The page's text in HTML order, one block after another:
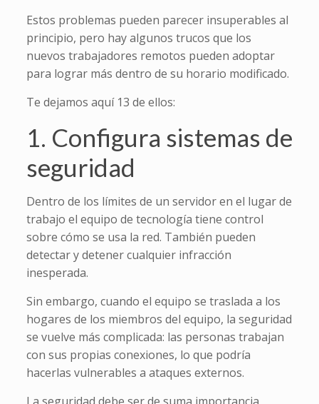
Estos problemas pueden parecer insuperables al
principio, pero hay algunos trucos que los
nuevos trabajadores remotos pueden adoptar
para lograr más dentro de su horario modificado.
Te dejamos aquí 13 de ellos:
1. Configura sistemas de
seguridad
Dentro de los límites de un servidor en el lugar de
trabajo el equipo de tecnología tiene control
sobre cómo se usa la red. También pueden
detectar y detener cualquier infracción
inesperada.
Sin embargo, cuando el equipo se traslada a los
hogares de los miembros del equipo, la seguridad
se vuelve más complicada: las personas trabajan
con sus propias conexiones, lo que podría
hacerlas vulnerables a ataques externos.